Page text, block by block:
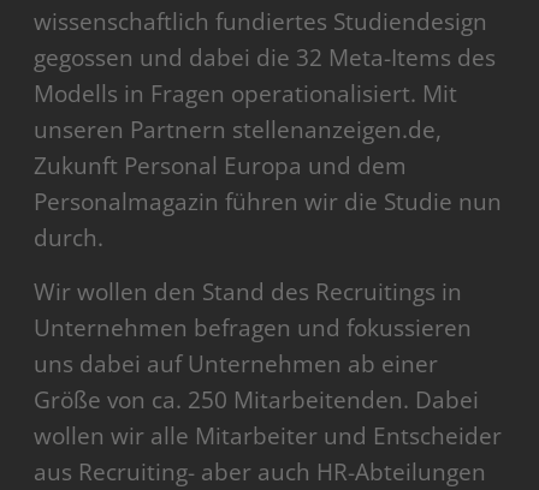
wissenschaftlich fundiertes Studiendesign
gegossen und dabei die 32 Meta-Items des
Modells in Fragen operationalisiert. Mit
unseren Partnern stellenanzeigen.de,
Zukunft Personal Europa und dem
Personalmagazin führen wir die Studie nun
durch.
Wir wollen den Stand des Recruitings in
Unternehmen befragen und fokussieren
uns dabei auf Unternehmen ab einer
Größe von ca. 250 Mitarbeitenden. Dabei
wollen wir alle Mitarbeiter und Entscheider
aus Recruiting- aber auch HR-Abteilungen